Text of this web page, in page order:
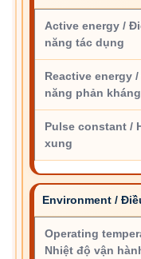
Active energy /
năng tác dụng
Reactive energy
năng phản kháng
Pulse constant /
xung
Environment /
Operating
Nhiệt độ vận